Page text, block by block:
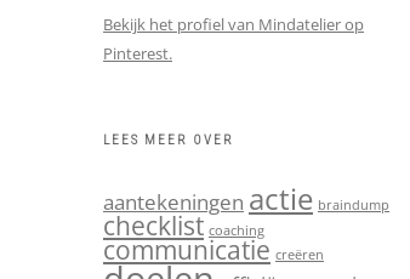
Bekijk het profiel van Mindatelier op
Pinterest.
LEES MEER OVER
aantekeningen actie braindump
checklist coaching
communicatie creëren